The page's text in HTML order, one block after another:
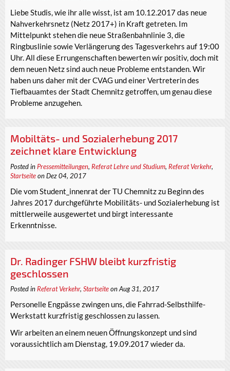
Liebe Studis, wie ihr alle wisst, ist am 10.12.2017 das neue
Nahverkehrsnetz (Netz 2017+) in Kraft getreten. Im
Mittelpunkt stehen die neue Straßenbahnlinie 3, die
Ringbuslinie sowie Verlängerung des Tagesverkehrs auf 19:00
Uhr. All diese Errungenschaften bewerten wir positiv, doch mit
dem neuen Netz sind auch neue Probleme entstanden. Wir
haben uns daher mit der CVAG und einer Vertreterin des
Tiefbauamtes der Stadt Chemnitz getroffen, um genau diese
Probleme anzugehen.
Mobiltäts- und Sozialerhebung 2017
zeichnet klare Entwicklung
Posted in Pressemitteilungen, Referat Lehre und Studium, Referat Verkehr,
Startseiteon Dez 04, 2017
Die vom Student_innenrat der TU Chemnitz zu Beginn des
Jahres 2017 durchgeführte Mobilitäts- und Sozialerhebung ist
mittlerweile ausgewertet und birgt interessante
Erkenntnisse.
Dr. Radinger FSHW bleibt kurzfristig
geschlossen
Posted in Referat Verkehr, Startseiteon Aug 31, 2017
Personelle Engpässe zwingen uns, die Fahrrad-Selbsthilfe-
Werkstatt kurzfristig geschlossen zu lassen.
Wir arbeiten an einem neuen Öffnungskonzept und sind
voraussichtlich am Dienstag, 19.09.2017 wieder da.